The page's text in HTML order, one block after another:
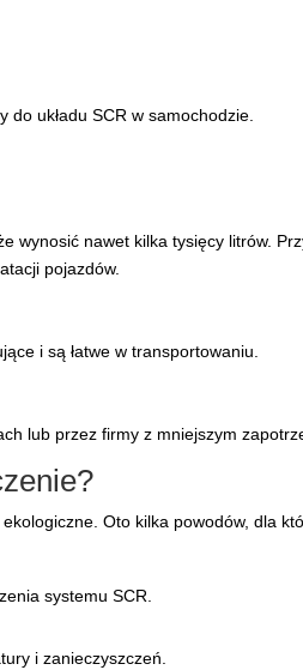
układu SCR w samochodzie.
nawet kilka tysięcy litrów.
pojazdów.
i są łatwe w transportowaniu.
lub przez firmy z mniejszym
Oto kilka powodów, dla
systemu SCR.
i zanieczyszczeń.